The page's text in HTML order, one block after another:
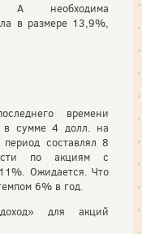
необходима
в размере 13,9%,
времени
в сумме 4 долл. на
составлял 8
по акциям с
Ожидается. Что
6% в год.
для акций